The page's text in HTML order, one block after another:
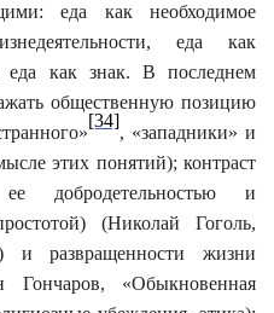
еда как необходимое
еда как
еда как знак. В последнем
общественную позицию
[34]
, «западники» и
этих понятий); контраст
добродетельностью и
(Николай Гоголь,
и развращенности жизни
Гончаров, «Обыкновенная